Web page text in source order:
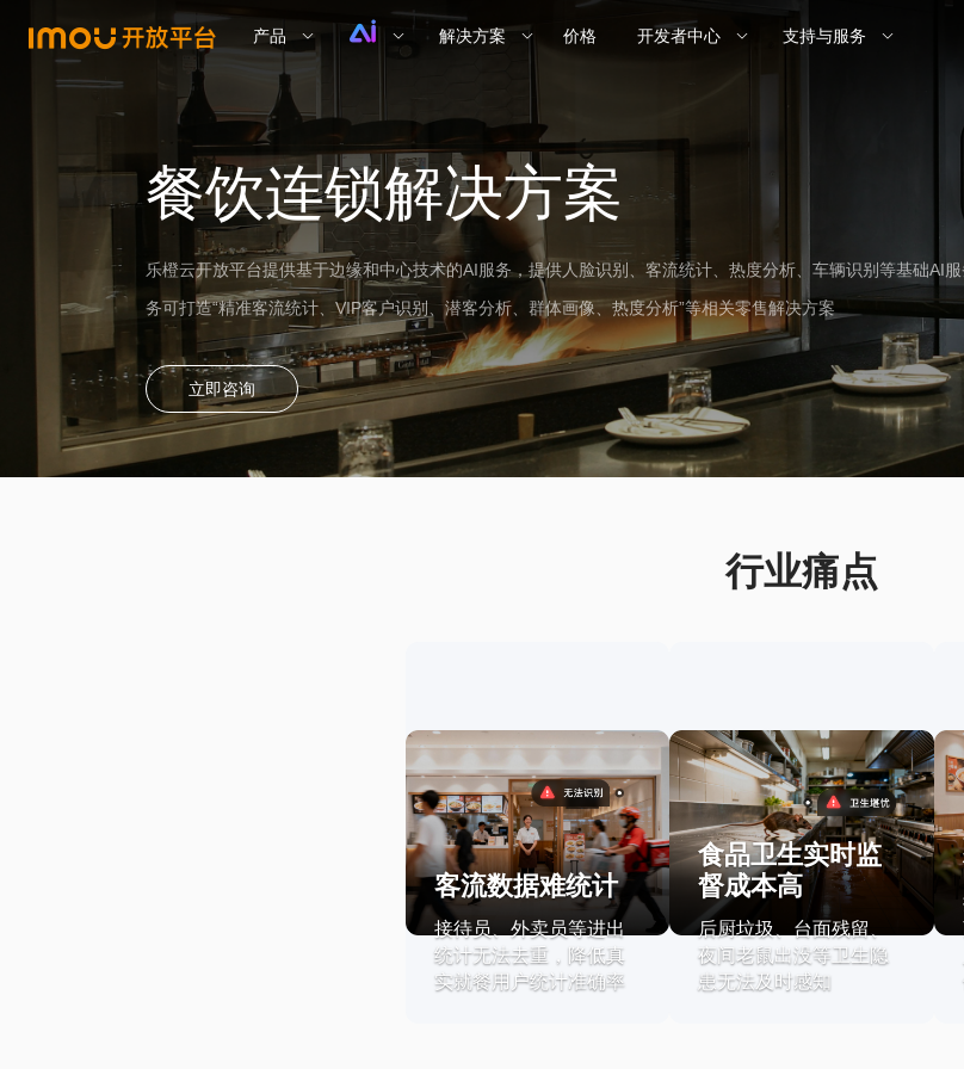
产品 解决方案 价格 开发者中心 支持与服务
餐饮连锁解决方案
乐橙云开放平台提供基于边缘和中心技术的AI服务，提供人脸识别、客流统计、热度分析、车辆识别等基础AI
务可打造“精准客流统计、VIP客户识别、潜客分析、群体画像、热度分析”等相关零售解决方案
立即咨询
行业痛点
客流数据难统计
接待员、外卖员等进出
统计无法去重，降低真
实就餐用户统计准确率
食品卫生实时监
督成本高
后厨垃圾、台面残留、
夜间老鼠出没等卫生隐
患无法及时感知